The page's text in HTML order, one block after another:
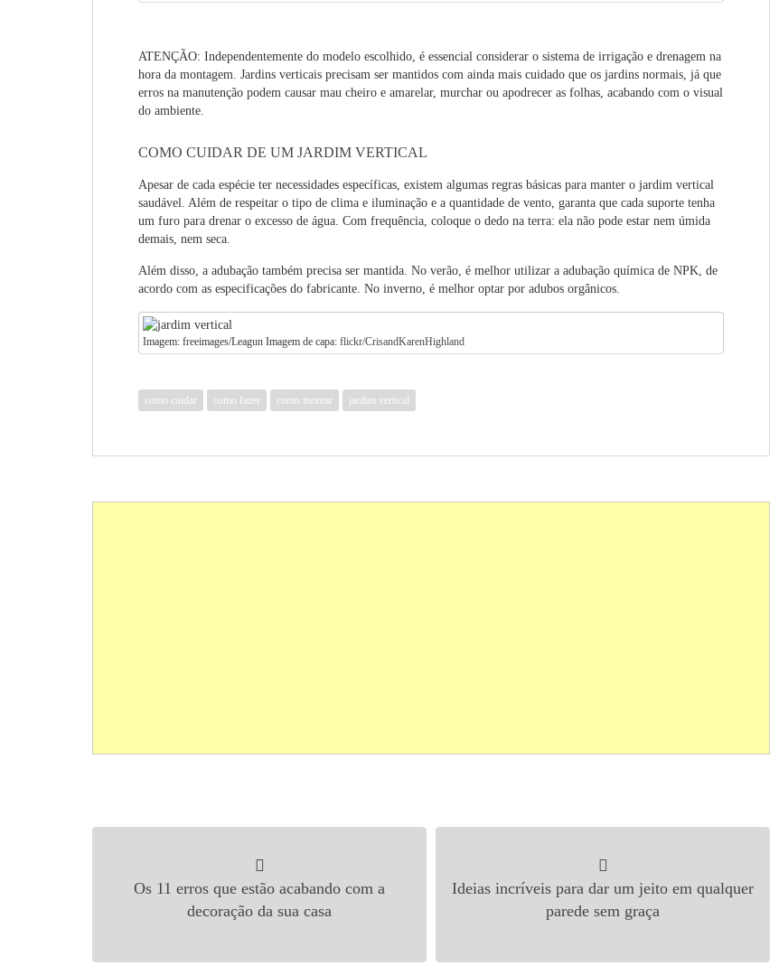
ATENÇÃO: Independentemente do modelo escolhido, é essencial considerar o sistema de irrigação e drenagem na
hora da montagem. Jardins verticais precisam ser mantidos com ainda mais cuidado que os jardins normais, já que
erros na manutenção podem causar mau cheiro e amarelar, murchar ou apodrecer as folhas, acabando com o visual
do ambiente.
COMO CUIDAR DE UM JARDIM VERTICAL
Apesar de cada espécie ter necessidades específicas, existem algumas regras básicas para manter o jardim vertical
saudável. Além de respeitar o tipo de clima e iluminação e a quantidade de vento, garanta que cada suporte tenha
um furo para drenar o excesso de água. Com frequência, coloque o dedo na terra: ela não pode estar nem úmida
demais, nem seca.
Além disso, a adubação também precisa ser mantida. No verão, é melhor utilizar a adubação química de NPK, de
acordo com as especificações do fabricante. No inverno, é melhor optar por adubos orgânicos.
Imagem: freeimages/Leagun Imagem de capa: flickr/CrisandKarenHighland
como cuidar como fazer como montar jardim vertical
Os 11 erros que estão acabando com a
decoração da sua casa
Ideias incríveis para dar um jeito em qualquer
parede sem graça